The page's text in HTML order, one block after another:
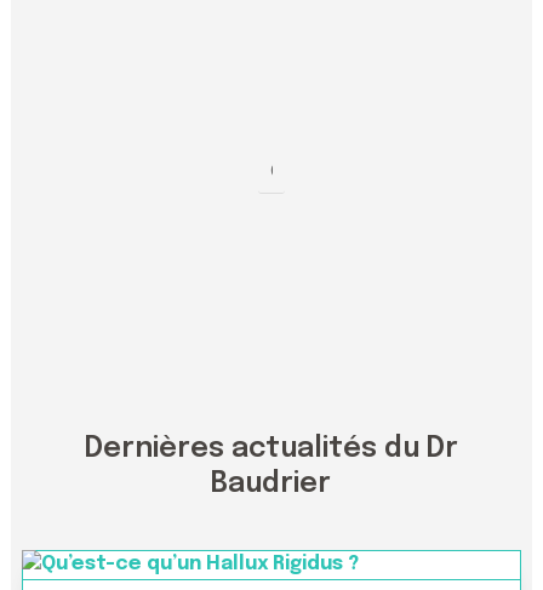
Dernières actualités du Dr
Baudrier